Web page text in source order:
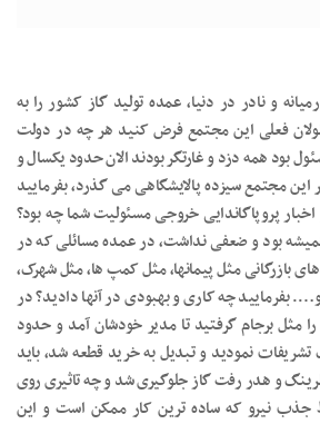
و نادر در دنیا، عمده تولید گاز کشور را به
فعلی این مجتمع فرض کنید هر چه در دولت
بود همه دزد و غارتگر بودند الان حدود یکسال و
مجتمع سیزده پالایشگاهی می گذرد، بفرمایید
پروپاگاندایی خروجی مسئولیت شما چه بود؟
بود و ضعفی نداشت، در عمده مسائلی که در
بازرگانی مثل پیمانها، مثل کمپ ها، مثل شهرک،
بفرمایید چه کاری و بهبودی در آنها دادید؟ در
مثل برجام گرفتید تا مدیر خودشان آمد و حدود
نمودید و تبدیل به خرید قطعه شد، باید
و هدر رفت گاز جلوگیری شد و چه تاثیری روی
جذب نیرو که ساده ترین کار ممکن است و این